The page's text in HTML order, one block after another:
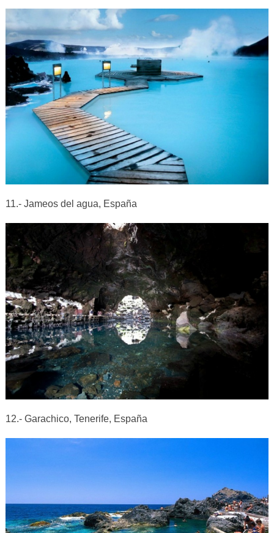
11.- Jameos del agua, España
12.- Garachico, Tenerife, España